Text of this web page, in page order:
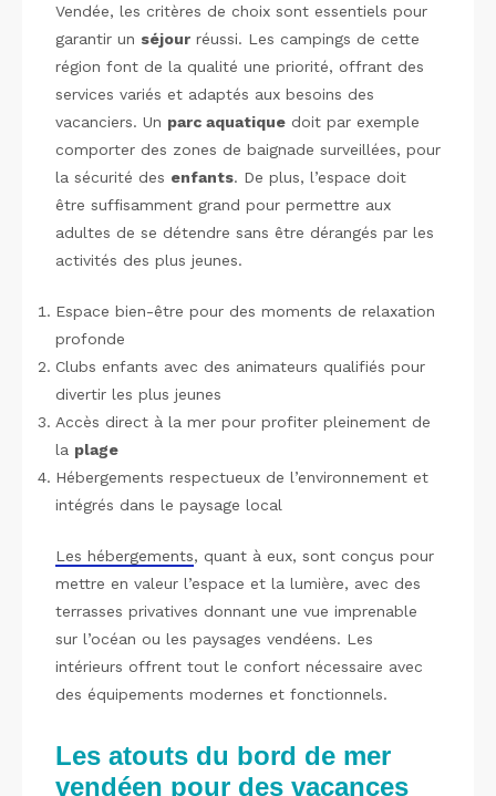
Vendée, les critères de choix sont essentiels pour
garantir un séjour réussi. Les campings de cette
région font de la qualité une priorité, offrant des
services variés et adaptés aux besoins des
vacanciers. Un parc aquatique doit par exemple
comporter des zones de baignade surveillées, pour
la sécurité des enfants. De plus, l’espace doit
être suffisamment grand pour permettre aux
adultes de se détendre sans être dérangés par les
activités des plus jeunes.
Espace bien-être pour des moments de relaxation
profonde
Clubs enfants avec des animateurs qualifiés pour
divertir les plus jeunes
Accès direct à la mer pour profiter pleinement de
la plage
Hébergements respectueux de l’environnement et
intégrés dans le paysage local
Les hébergements, quant à eux, sont conçus pour
mettre en valeur l’espace et la lumière, avec des
terrasses privatives donnant une vue imprenable
sur l’océan ou les paysages vendéens. Les
intérieurs offrent tout le confort nécessaire avec
des équipements modernes et fonctionnels.
Les atouts du bord de mer
vendéen pour des vacances